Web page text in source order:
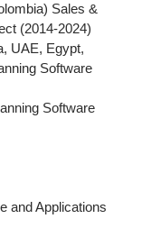
Sales &
(2014-2024)
UAE, Egypt,
Software
Software
and Applications